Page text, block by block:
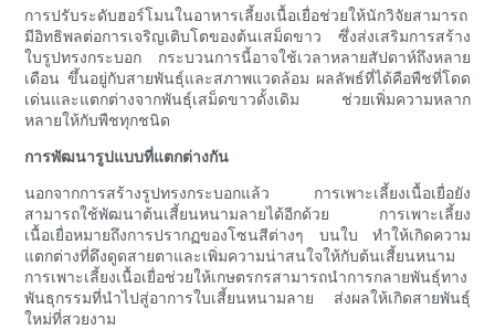
การปรับระดับฮอร์โมนในอาหารเลี้ยงเนื้อเยื่อช่วยให้นักวิจัยสามารถ
มีอิทธิพลต่อการเจริญเติบโตของต้นเสม็ดขาว ซึ่งส่งเสริมการสร้าง
ใบรูปทรงกระบอก กระบวนการนี้อาจใช้เวลาหลายสัปดาห์ถึงหลาย
เดือน ขึ้นอยู่กับสายพันธุ์และสภาพแวดล้อม ผลลัพธ์ที่ได้คือพืชที่โดด
เด่นและแตกต่างจากพันธุ์เสม็ดขาวดั้งเดิม ช่วยเพิ่มความหลาก
หลายให้กับพืชทุกชนิด
การพัฒนารูปแบบที่แตกต่างกัน
นอกจากการสร้างรูปทรงกระบอกแล้ว การเพาะเลี้ยงเนื้อเยื่อยัง
สามารถใช้พัฒนาต้นเสี้ยนหนามลายได้อีกด้วย การเพาะเลี้ยง
เนื้อเยื่อหมายถึงการปรากฏของโซนสีต่างๆ บนใบ ทำให้เกิดความ
แตกต่างที่ดึงดูดสายตาและเพิ่มความน่าสนใจให้กับต้นเสี้ยนหนาม
การเพาะเลี้ยงเนื้อเยื่อช่วยให้เกษตรกรสามารถนำการกลายพันธุ์ทาง
พันธุกรรมที่นำไปสู่อาการใบเสี้ยนหนามลาย ส่งผลให้เกิดสายพันธุ์
ใหม่ที่สวยงาม